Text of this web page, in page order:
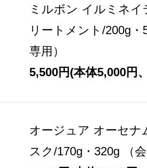
ミルボン イルミネ
リートメント/200g
専用）
5,500円(本体5,000円
オージュア オーセナ
スク/170g・320g （